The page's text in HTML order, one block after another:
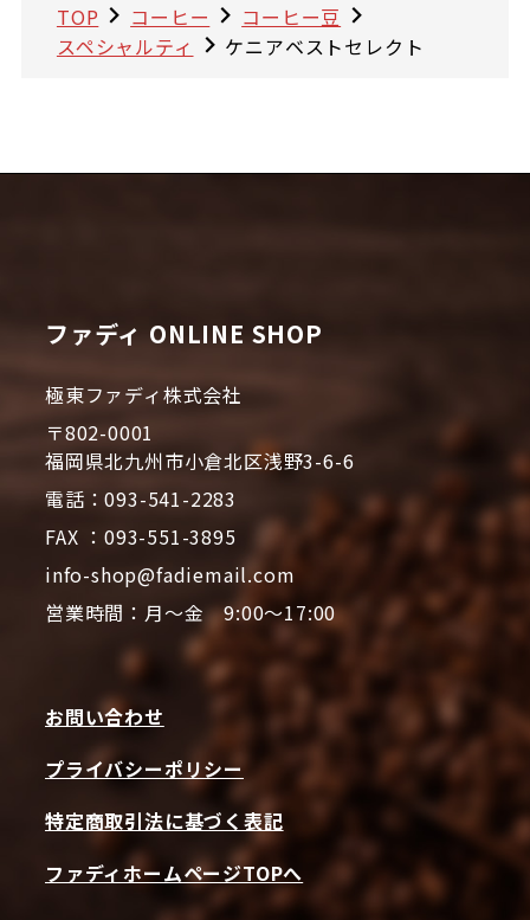
TOP コーヒー
コーヒー豆
スペシャルティ
ケニアベストセレクト
ファディ ONLINE SHOP
極東ファディ株式会社
〒802-0001
福岡県北九州市小倉北区浅野3-6-6
電話：093-541-2283
FAX ：093-551-3895
info-shop@fadiemail.com
営業時間：月～金 9:00～17:00
お問い合わせ
プライバシーポリシー
特定商取引法に基づく表記
ファディホームページTOPへ